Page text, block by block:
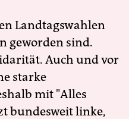
Landtagswahlen
geworden sind.
Auch und vor
starke
mit "Alles
bundesweit linke,